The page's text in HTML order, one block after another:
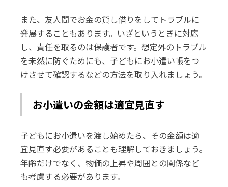
また、友人間でお金の貸し借りをしてトラブルに
発展することもあります。いざというときに対応
し、責任を取るのは保護者です。想定外のトラブル
を未然に防ぐためにも、子どもにお小遣い帳をつ
けさせて確認するなどの方法を取り入れましょう。
お小遣いの金額は適宜見直す
子どもにお小遣いを渡し始めたら、その金額は適
宜見直す必要があることも理解しておきましょう。
年齢だけでなく、物価の上昇や周囲との関係など
も考慮する必要があります。